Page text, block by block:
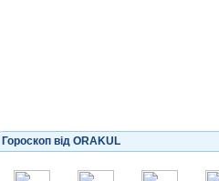
Гороскоп від ORAKUL